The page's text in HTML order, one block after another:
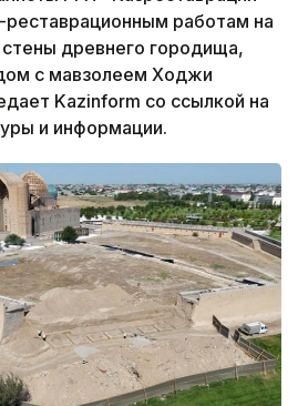
реставрационным работам на
древнего городища,
с мавзолеем Ходжи
Kazinform со ссылкой на
и информации.